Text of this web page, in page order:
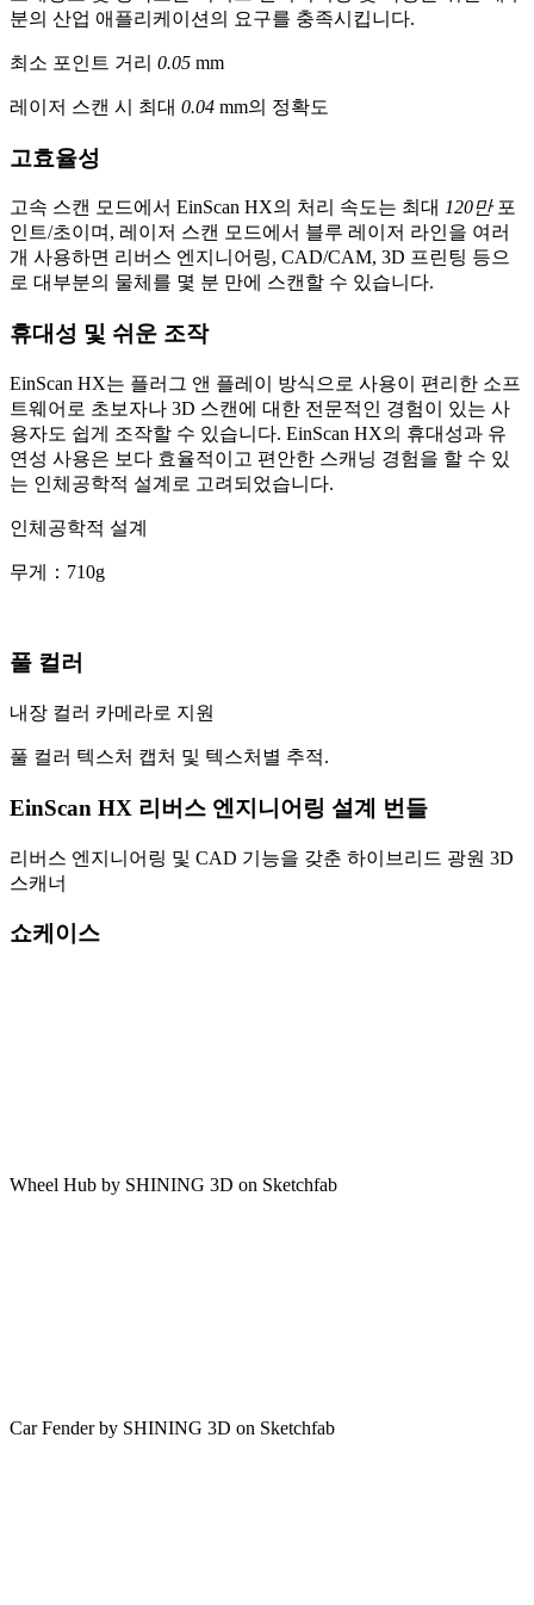
분의 산업 애플리케이션의 요구를 충족시킵니다.
최소 포인트 거리 0.05 mm
레이저 스캔 시 최대 0.04 mm의 정확도
고효율성
고속 스캔 모드에서 EinScan HX의 처리 속도는 최대 120만포
인트/초이며, 레이저 스캔 모드에서 블루 레이저 라인을 여러
개 사용하면 리버스 엔지니어링, CAD/CAM, 3D 프린팅 등으
로 대부분의 물체를 몇 분 만에 스캔할 수 있습니다.
휴대성 및 쉬운 조작
EinScan HX는 플러그 앤 플레이 방식으로 사용이 편리한 소프
트웨어로 초보자나 3D 스캔에 대한 전문적인 경험이 있는 사
용자도 쉽게 조작할 수 있습니다. EinScan HX의 휴대성과 유
연성 사용은 보다 효율적이고 편안한 스캐닝 경험을 할 수 있
는 인체공학적 설계로 고려되었습니다.
인체공학적 설계
무게：710g
풀 컬러
내장 컬러 카메라로 지원
풀 컬러 텍스처 캡처 및 텍스처별 추적.
EinScan HX 리버스 엔지니어링 설계 번들
리버스 엔지니어링 및 CAD 기능을 갖춘 하이브리드 광원 3D
스캐너
쇼케이스
Wheel Hub by SHINING 3D on Sketchfab
Car Fenderby SHINING 3D on Sketchfab